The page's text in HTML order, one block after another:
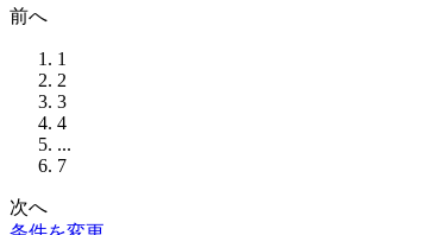
前へ
1
2
3
4
...
7
次へ